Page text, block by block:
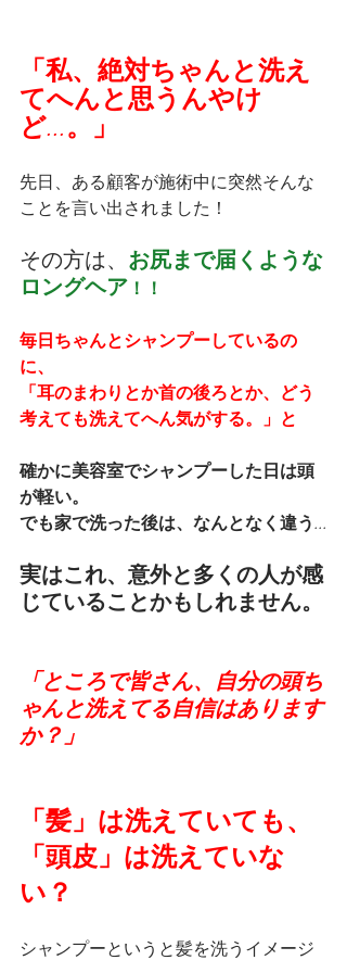
「私、絶対ちゃんと洗え
てへんと思うんやけ
ど...。」
先日、ある顧客が施術中に突然そんな
ことを言い出されました！
その方は、 お尻まで届くような
ロングヘア ！！
毎日ちゃんとシャンプーしているの
に、
「耳のまわりとか首の後ろとか、どう
考えても洗えてへん気がする。」と
確かに美容室でシャンプーした日は頭
が軽い。
でも家で洗った後は、なんとなく違う...
実はこれ、意外と多くの人が感
じていることかもしれません。
「ところで皆さん、自分の頭ち
ゃんと洗えてる自信はあります
か？」
「髪」は洗えていても、
「頭皮」は洗えていな
い？
シャンプーというと髪を洗うイメージ